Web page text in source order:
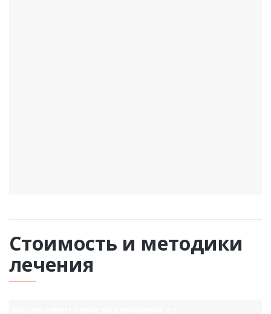
Стоимость и методики
лечения